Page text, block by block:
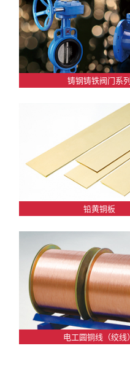
铸钢铸铁阀门系列
铅黄铜板
电工圆铜线（绞线）